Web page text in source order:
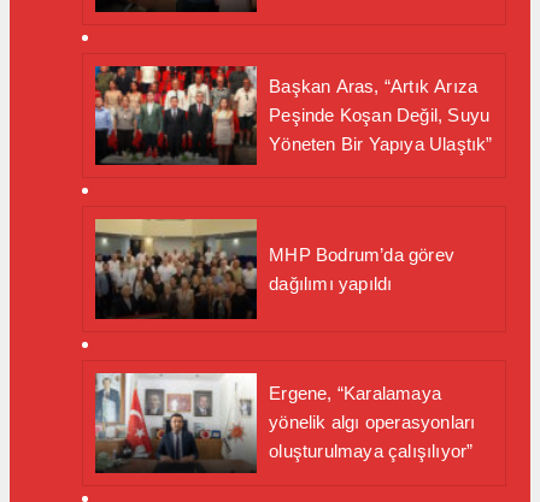
Başkan Aras, “Artık Arıza
Peşinde Koşan Değil, Suyu
Yöneten Bir Yapıya Ulaştık”
MHP Bodrum’da görev
dağılımı yapıldı
Ergene, “Karalamaya
yönelik algı operasyonları
oluşturulmaya çalışılıyor”